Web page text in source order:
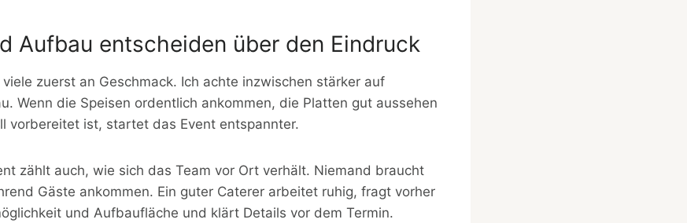
Aufbau entscheiden über den Eindruck
zuerst an Geschmack. Ich achte inzwischen stärker auf
Wenn die Speisen ordentlich ankommen, die Platten gut aussehen
vorbereitet ist, startet das Event entspannter.
zählt auch, wie sich das Team vor Ort verhält. Niemand braucht
Gäste ankommen. Ein guter Caterer arbeitet ruhig, fragt vorher
und Aufbaufläche und klärt Details vor dem Termin.